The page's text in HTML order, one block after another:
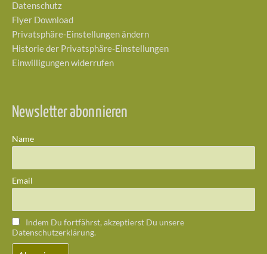
Datenschutz
Flyer Download
Privatsphäre-Einstellungen ändern
Historie der Privatsphäre-Einstellungen
Einwilligungen widerrufen
Newsletter abonnieren
Name
Email
Indem Du fortfährst, akzeptierst Du unsere
Datenschutzerklärung.